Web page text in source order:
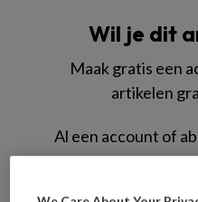
Wil je dit
Maak gratis een
artikelen
Al een account of